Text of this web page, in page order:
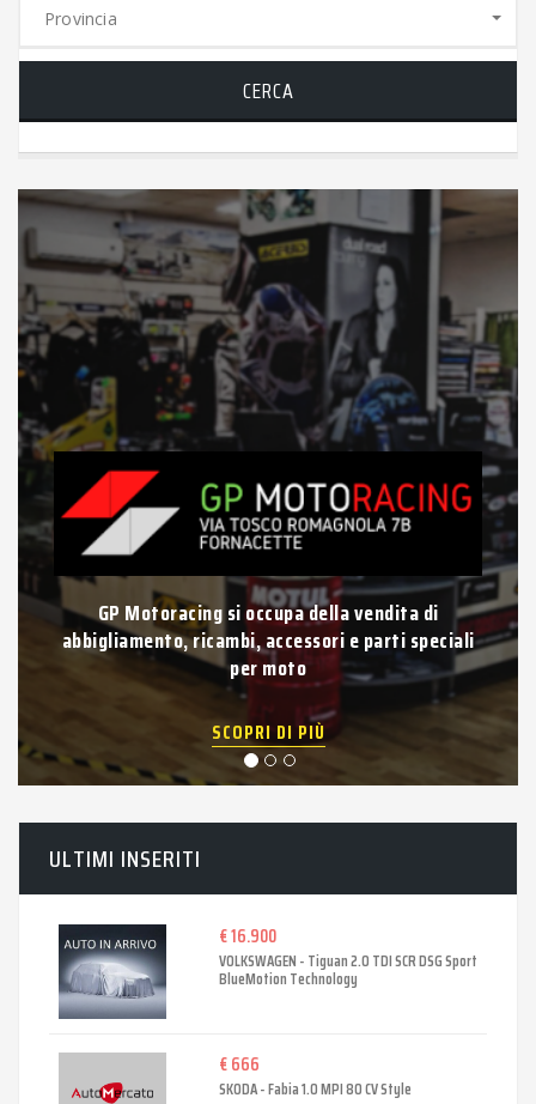
Provincia
CERCA
GP Motoracing si occupa della vendita di
abbigliamento, ricambi, accessori e parti speciali
per moto
SCOPRI DI PIÙ
ULTIMI INSERITI
€ 16.900
VOLKSWAGEN - Tiguan 2.0 TDI SCR DSG Sport
BlueMotion Technology
€ 666
SKODA - Fabia 1.0 MPI 80 CV Style